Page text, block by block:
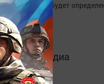
к концу дня будет
Татмедиа